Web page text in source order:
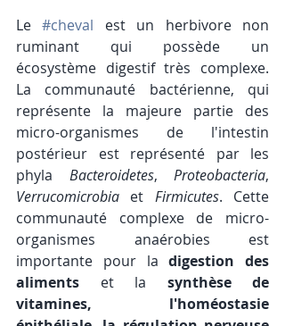
Le #cheval est un herbivore non
ruminant qui possède un
écosystème digestif très complexe.
La communauté bactérienne, qui
représente la majeure partie des
micro-organismes de l'intestin
postérieur est représenté par les
phyla Bacteroidetes, Proteobacteria
Verrucomicrobia et Firmicutes. Cette
communauté complexe de micro-
organismes anaérobies est
importante pour la digestion des
aliments et la synthèse de
vitamines, l'homéostasie